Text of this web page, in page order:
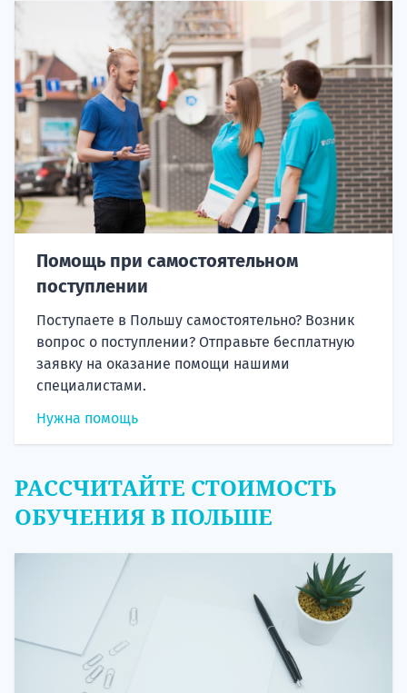
Помощь при самостоятельном
поступлении
Поступаете в Польшу самостоятельно? Возник
вопрос о поступлении? Отправьте бесплатную
заявку на оказание помощи нашими
специалистами.
Нужна помощь
РАССЧИТАЙТЕ СТОИМОСТЬ
ОБУЧЕНИЯ В ПОЛЬШЕ